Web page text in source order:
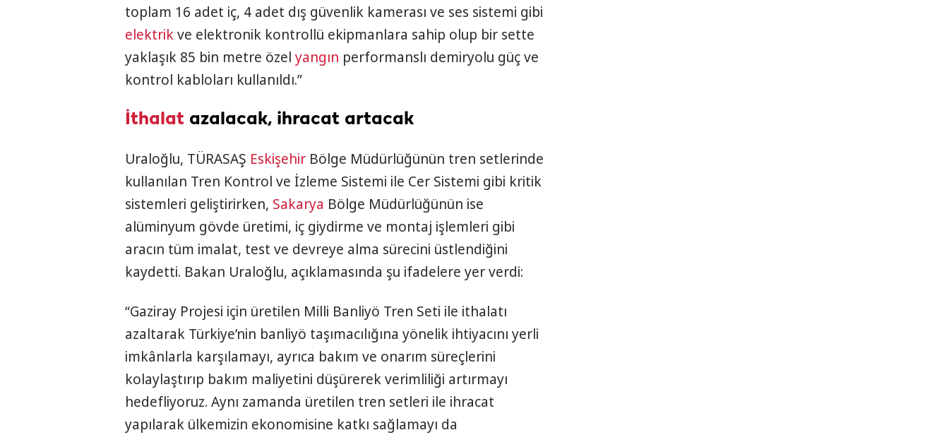
toplam 16 adet iç, 4 adet dış güvenlik kamerası ve ses sistemi gibi
elektrikve elektronik kontrollü ekipmanlara sahip olup bir sette
yaklaşık 85 bin metre özel yangın performanslı demiryolu güç ve
kontrol kabloları kullanıldı.”
İthalat azalacak, ihracat artacak
Uraloğlu, TÜRASAŞ Eskişehir Bölge Müdürlüğünün tren setlerinde
kullanılan Tren Kontrol ve İzleme Sistemi ile Cer Sistemi gibi kritik
sistemleri geliştirirken, Sakarya Bölge Müdürlüğünün ise
alüminyum gövde üretimi, iç giydirme ve montaj işlemleri gibi
aracın tüm imalat, test ve devreye alma sürecini üstlendiğini
kaydetti. Bakan Uraloğlu, açıklamasında şu ifadelere yer verdi:
“Gaziray Projesi için üretilen Milli Banliyö Tren Seti ile ithalatı
azaltarak Türkiye’nin banliyö taşımacılığına yönelik ihtiyacını yerli
imkânlarla karşılamayı, ayrıca bakım ve onarım süreçlerini
kolaylaştırıp bakım maliyetini düşürerek verimliliği artırmayı
hedefliyoruz. Aynı zamanda üretilen tren setleri ile ihracat
yapılarak ülkemizin ekonomisine katkı sağlamayı da